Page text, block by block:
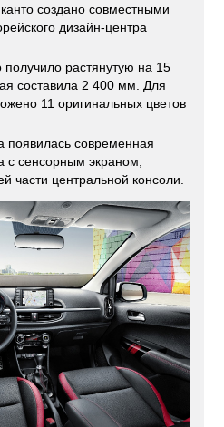
создано совместными
дизайн-центра
растянутую на 15
составила 2 400 мм. Для
11 оригинальных цветов
появилась современная
с сенсорным экраном,
части центральной консоли.